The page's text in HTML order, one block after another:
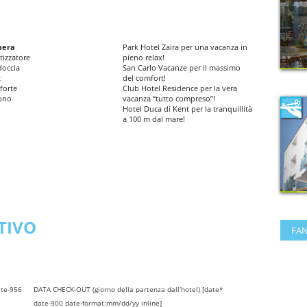
Park Hotel Zaira per una vacanza in
pieno relax!
San Carlo Vacanze per il massimo
del comfort!
Club Hotel Residence per la vera
vacanza “tutto compreso”!
Hotel Duca di Kent per la tranquillità
a 100 m dal mare!
956
DATA CHECK-OUT (giorno della partenza dall’hotel) [date*
date-900 date-format:mm/dd/yy inline]